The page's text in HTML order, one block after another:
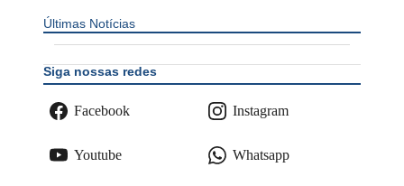
Últimas Notícias
Siga nossas redes
Facebook Instagram
Youtube Whatsapp